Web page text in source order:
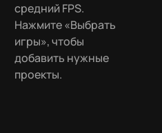
средний FPS.
Нажмите «Выбрать
игры», чтобы
добавить нужные
проекты.